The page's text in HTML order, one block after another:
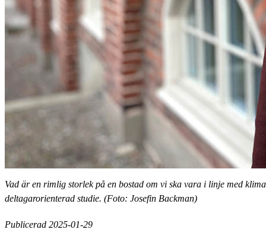
Vad är en rimlig storlek på en bostad om vi ska vara i linje med
deltagarorienterad studie. (Foto: Josefin Backman)
Publicerad 2025-01-29